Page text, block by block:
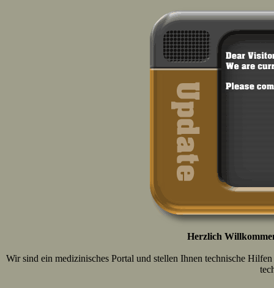
Herzlich
Wir sind ein medizinisches Portal und stellen Ihnen technische